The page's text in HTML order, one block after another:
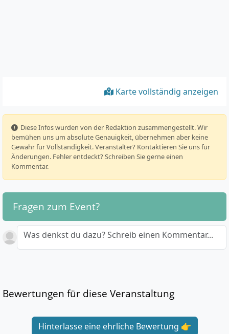
Karte vollständig anzeigen
️ Diese Infos wurden von der Redaktion zusammengestellt. Wir
bemühen uns um absolute Genauigkeit, übernehmen aber keine
Gewähr für Vollständigkeit. Veranstalter? Kontaktieren Sie uns für
Änderungen. Fehler entdeckt? Schreiben Sie gerne einen
Kommentar.
Fragen zum Event?
Was denkst du dazu? Schreib einen Kommentar...
Bewertungen für diese Veranstaltung
Hinterlasse eine ehrliche Bewertung 👉